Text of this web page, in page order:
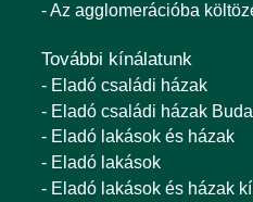
- Az agglomerációba
További kínálatunk
- Eladó családi házak
- Eladó családi házak
- Eladó lakások és házak
- Eladó lakások
- Eladó lakások és házak